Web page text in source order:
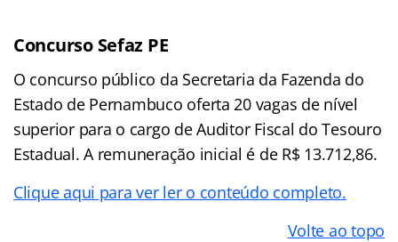
Concurso Sefaz PE
O concurso público da Secretaria da Fazenda do
Estado de Pernambuco oferta 20 vagas de nível
superior para o cargo de Auditor Fiscal do Tesouro
Estadual. A remuneração inicial é de R$ 13.712,86.
Clique aqui para ver ler o conteúdo completo.
Volte ao topo